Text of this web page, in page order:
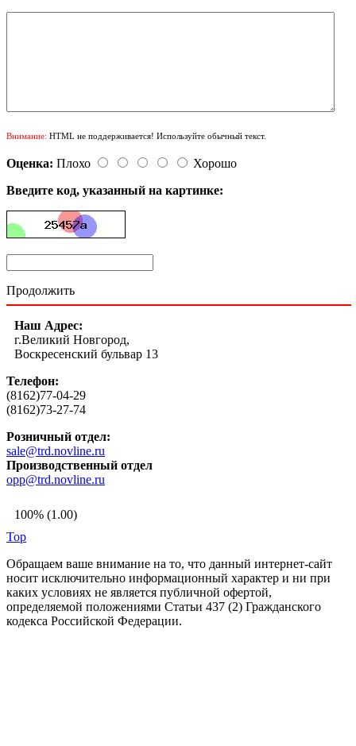
Внимание: HTML не поддерживается! Используйте обычный текст.
Оценка: Плохо
Хорошо
Введите код, указанный на картинке:
Продолжить
Наш Адрес:
г.Великий Новгород,
Воскресенский бульвар 13
Телефон:
(8162)77-04-29
(8162)73-27-74
Розничный отдел:
sale@trd.novline.ru
Производственный отдел
opp@trd.novline.ru
100% (1.00)
Top
Обращаем ваше внимание на то, что данный интернет-сайт
носит исключительно информационный характер и ни при
каких условиях не является публичной офертой,
определяемой положениями Статьи 437 (2) Гражданского
кодекса Российской Федерации.